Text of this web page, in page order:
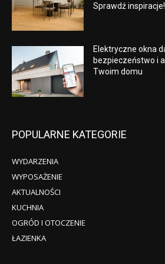
Sprawdź inspiracje!
Elektryczne okna
bezpieczeństwo i
Twoim domu
POPULARNE KATEGORIE
WYDARZENIA
WYPOSAŻENIE
AKTUALNOŚCI
KUCHNIA
OGRÓD I OTOCZENIE
ŁAZIENKA